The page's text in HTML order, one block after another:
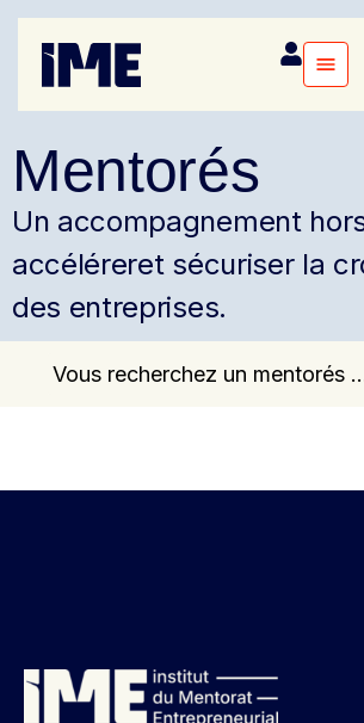
Mentorés
Un accompagnement
accéléreret sécuriser la
des entreprises.